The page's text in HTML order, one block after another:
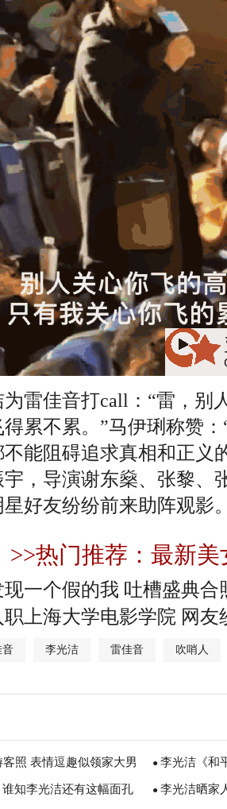
佳音打call：“雷，别
累不累。”马伊琍称赞
能阻碍追求真相和正义
，导演谢东燊、张黎、
好友纷纷前来助阵观影
>>热门推荐：最新美
一个假的我 吐槽盛典合
上海大学电影学院 网
音 李光洁 雷佳音 吹哨人
照 表情逗趣似领家大男 ● 李光洁《和
急眼
知李光洁还有这幅面孔 ● 李光洁晒家